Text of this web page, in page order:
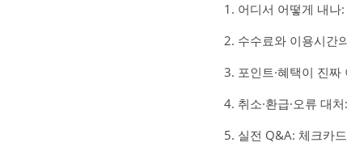
어디서 어떻게 내나
수수료와 이용시간
포인트·혜택이 진
취소·환급·오류 대
실전 Q&A: 체크카